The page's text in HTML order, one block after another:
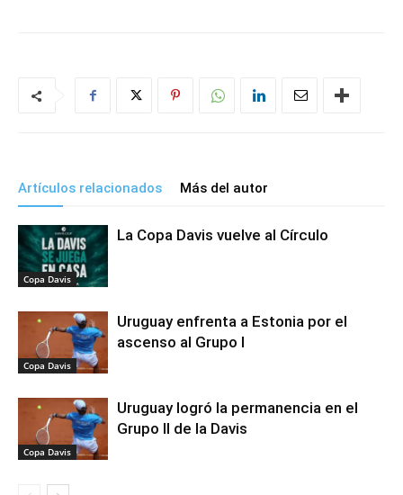
Artículos relacionados Más del autor
Copa Davis
La Copa Davis vuelve al Círculo
Copa Davis
Uruguay enfrenta a Estonia por el
ascenso al Grupo I
Copa Davis
Uruguay logró la permanencia en el
Grupo II de la Davis